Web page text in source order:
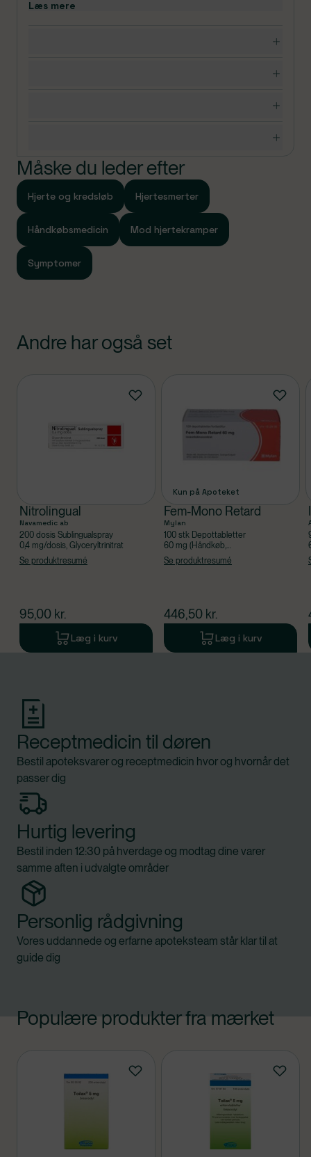
Bør ikke gives til børn under 15 år uden lægens
Læs mere
Måske du leder efter
Hjerte og kredsløb Hjertesmerter
Håndkøbsmedicin Mod hjertekramper
Symptomer
Andre har også set
Nitrolingual
Navamedic ab
200 dosis Sublingualspray
0,4 mg/dosis, Glyceryltrinitrat
Se produktresumé
$nuværende pris
95,00 kr.
Læg i kurv
Kun på Apoteket
Fem-Mono Retard
Mylan
100 stk Depottabletter
60 mg (Håndkøb,
apoteksforbeholdt),
Se produktresumé
$nuværende pris
446,50 kr.
Læg i kurv
Receptmedicin til døren
Bestil apoteksvarer og receptmedicin hvor og hvornår det
passer dig
Hurtig levering
Bestil inden 12:30 på hverdage og modtag dine varer
samme aften i udvalgte områder
Personlig rådgivning
Vores uddannede og erfarne apoteksteam står klar til at
guide dig
Populære produkter fra mærket